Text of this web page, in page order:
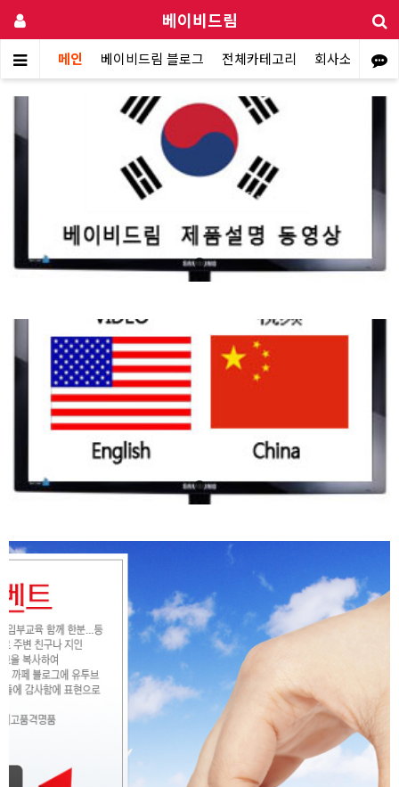
베이비드림
메인 베이비드림 블로그 전체카테고리 회사소개 베